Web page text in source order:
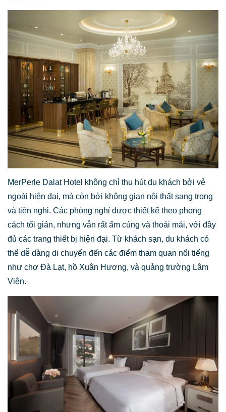
MerPerle Dalat Hotel không chỉ thu hút du khách bởi vẻ
ngoài hiện đại, mà còn bởi không gian nội thất sang trọng
và tiện nghi. Các phòng nghỉ được thiết kế theo phong
cách tối giản, nhưng vẫn rất ấm cúng và thoải mái, với đầy
đủ các trang thiết bị hiện đại. Từ khách sạn, du khách có
thể dễ dàng di chuyển đến các điểm tham quan nổi tiếng
như chợ Đà Lạt, hồ Xuân Hương, và quảng trường Lâm
Viên.